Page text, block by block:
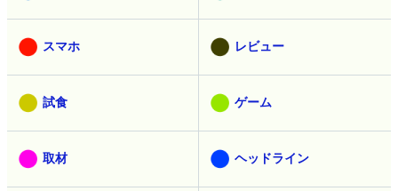
スマホ レビュー
試食 ゲーム
取材 ヘッドライン